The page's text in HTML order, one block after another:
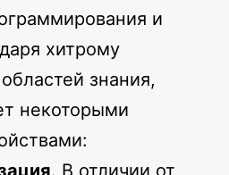
и
хитрому
знания,
некоторыми
. В отличии от